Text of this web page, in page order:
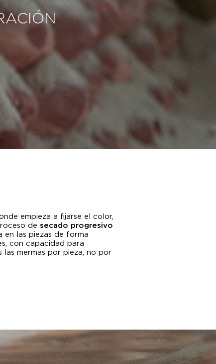
empieza a fijarse el color,
de secado progresivo
las piezas de forma
con capacidad para
las mermas por pieza, no por